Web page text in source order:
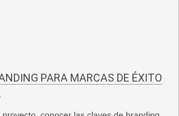
PARA MARCAS DE ÉXITO